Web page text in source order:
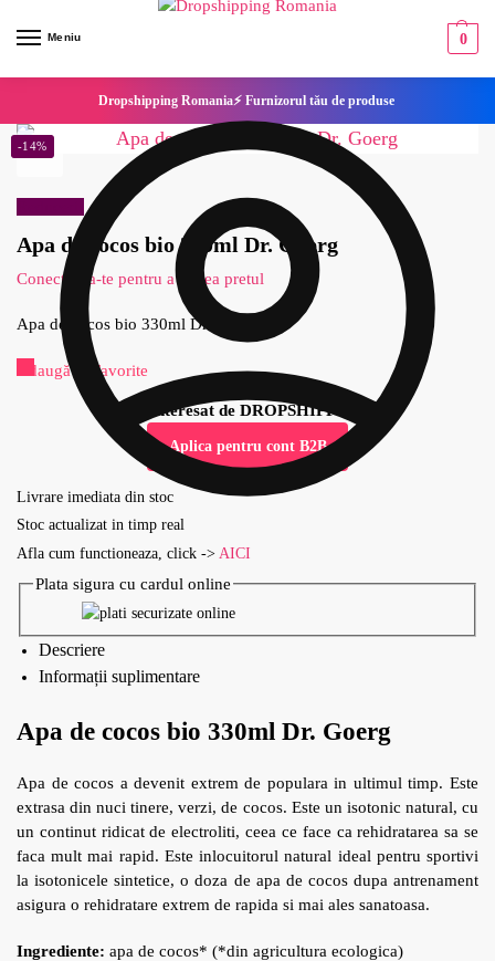
Meniu 0
Dropshipping Romania⚡ Furnizorul tău de produse
Apa de cocos bio 330ml Dr. Goerg
Conecteaza-te pentru a vedea pretul
-14%
Apa de cocos bio 330ml Dr. Goerg
Adaugă la Favorite
Esti interesat de DROPSHIPPING?
Aplica pentru cont B2B
Livrare imediata din stoc
Stoc actualizat in timp real
Afla cum functioneaza, click -> AICI
Plata sigura cu cardul online
Descriere
Informații suplimentare
Apa de cocos bio 330ml Dr. Goerg
Apa de cocos a devenit extrem de populara in ultimul timp. Este
extrasa din nuci tinere, verzi, de cocos. Este un isotonic natural, cu
un continut ridicat de electroliti, ceea ce face ca rehidratarea sa se
faca mult mai rapid. Este inlocuitorul natural ideal pentru sportivi
la isotonicele sintetice, o doza de apa de cocos dupa antrenament
asigura o rehidratare extrem de rapida si mai ales sanatoasa.
Ingrediente: apa de cocos* (*din agricultura ecologica)